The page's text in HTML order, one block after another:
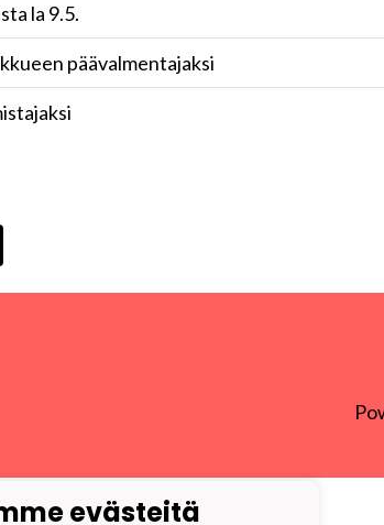
la 9.5.
päävalmentajaksi
evästeitä